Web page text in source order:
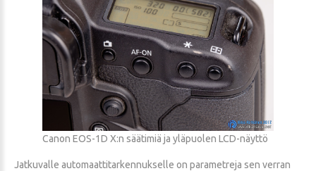
Canon EOS-1D X:n säätimiä ja yläpuolen LCD-näyttö
Jatkuvalle automaattitarkennukselle on parametreja sen verran